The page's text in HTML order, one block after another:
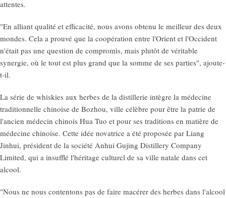
attentes.
"En alliant qualité et efficacité, nous avons obtenu le meilleur des deux
mondes. Cela a prouvé que la coopération entre l'Orient et l'Occident
n'était pas une question de compromis, mais plutôt de véritable
synergie, où le tout est plus grand que la somme de ses parties", ajoute-
t-il.
La série de whiskies aux herbes de la distillerie intègre la médecine
traditionnelle chinoise de Bozhou, ville célèbre pour être la patrie de
l'ancien médecin chinois Hua Tuo et pour ses traditions en matière de
médecine chinoise. Cette idée novatrice a été proposée par Liang
Jinhui, président de la société Anhui Gujing Distillery Company
Limited, qui a insufflé l'héritage culturel de sa ville natale dans cet
alcool.
"Nous ne nous contentons pas de faire macérer des herbes dans l'alcool